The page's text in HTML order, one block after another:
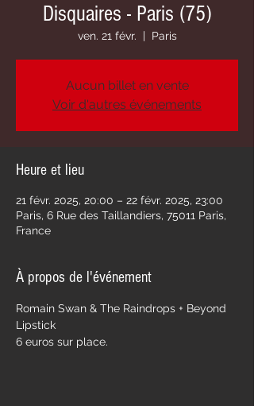
Disquaires - Paris (75)
ven. 21 févr.
  |
Paris
Aucun billet en vente
Voir d'autres événements
Heure et lieu
21 févr. 2025, 20:00 – 22 févr. 2025, 23:00
Paris, 6 Rue des Taillandiers, 75011 Paris,
France
À propos de l'événement
Romain Swan & The Raindrops + Beyond
Lipstick
6 euros sur place.